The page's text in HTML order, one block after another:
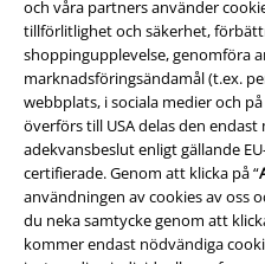
och våra partners använder
tillförlitlighet och säkerhet,
shoppingupplevelse, genomföra
marknadsföringsändamål (t.ex.
webbplats, i sociala medier och
överförs till USA delas den
adekvansbeslut enligt gällande
certifierade. Genom att klicka på “
användningen av cookies av oss
du neka samtycke genom att
kommer endast nödvändiga
Juridisk information/
Villkor
Om oss